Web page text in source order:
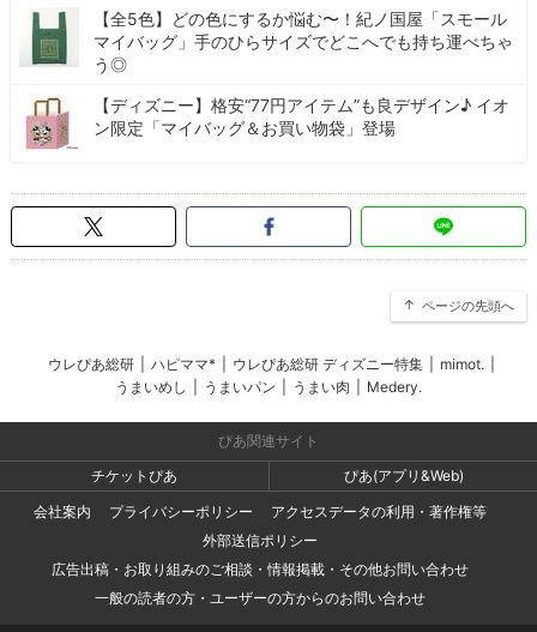
【全5色】どの色にするか悩む〜！紀ノ国屋「スモール
マイバッグ」手のひらサイズでどこへでも持ち運べちゃ
う◎
【ディズニー】格安“77円アイテム”も良デザイン♪ イオ
ン限定「マイバッグ＆お買い物袋」登場
ページの先頭へ
ウレぴあ総研 ハピママ* ウレぴあ総研 ディズニー特集 mimot.
うまいめし
うまいパン うまい肉 Medery.
ぴあ関連サイト
チケットぴあ
ぴあ(アプリ&Web)
会社案内
プライバシーポリシー
アクセスデータの利用・著作権等
外部送信ポリシー
広告出稿・お取り組みのご相談・情報掲載・その他お問い合わせ
一般の読者の方・ユーザーの方からのお問い合わせ